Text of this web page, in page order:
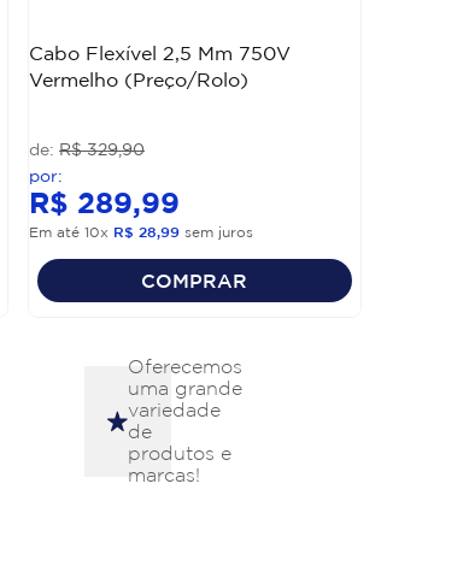
Cabo Flexível 2,5 Mm 750V
Vermelho (Preço/Rolo)
R$ 329,90
R$ 289,99
Em até10x R$ 28,99 sem juros
COMPRAR
Oferecemos
uma grande
variedade
de
produtos e
marcas!